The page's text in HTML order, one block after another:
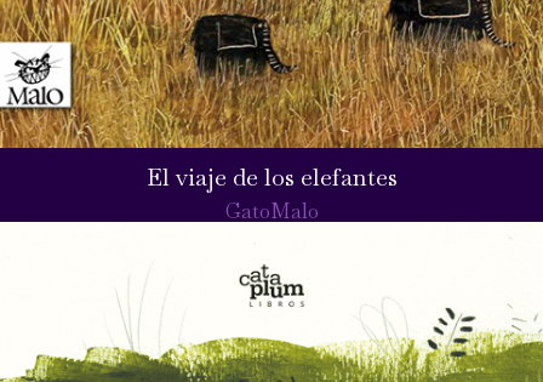
El viaje de los elefantes
GatoMalo